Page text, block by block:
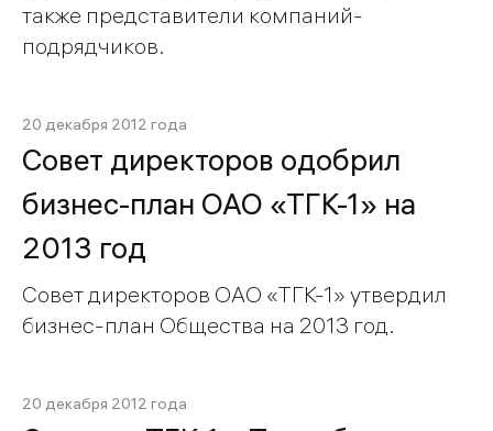
также представители компаний-
подрядчиков.
20 декабря 2012 года
Совет директоров одобрил
бизнес-план ОАО «ТГК-1» на
2013 год
Совет директоров ОАО «ТГК-1» утвердил
бизнес-план Общества на 2013 год.
20 декабря 2012 года